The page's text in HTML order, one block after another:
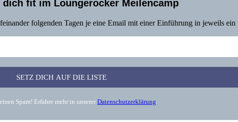
dich fit im Loungerocker Meilencamp
folgenden Tagen je eine Email mit einer Einführung in jeweils
Spam! Erfahre mehr in unsererDatenschutzerklärung